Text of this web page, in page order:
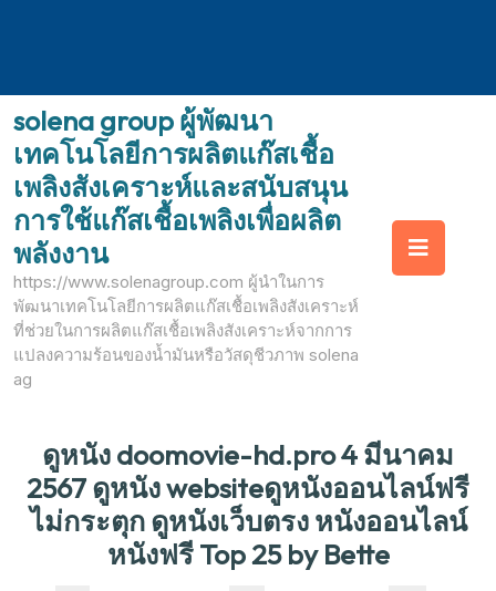
to
content
solena group ผู้พัฒนา
เทคโนโลยีการผลิตแก๊สเชื้อ
เพลิงสังเคราะห์และสนับสนุน
การใช้แก๊สเชื้อเพลิงเพื่อผลิต
พลังงาน
https://www.solenagroup.com ผู้นำในการ
พัฒนาเทคโนโลยีการผลิตแก๊สเชื้อเพลิงสังเคราะห์
ที่ช่วยในการผลิตแก๊สเชื้อเพลิงสังเคราะห์จากการ
แปลงความร้อนของน้ำมันหรือวัสดุชีวภาพ solena
ag
ดูหนัง doomovie-hd.pro 4 มีนาคม
2567 ดูหนัง websiteดูหนังออนไลน์ฟรี
ไม่กระตุก ดูหนังเว็บตรง หนังออนไลน์
หนังฟรี Top 25 by Bette